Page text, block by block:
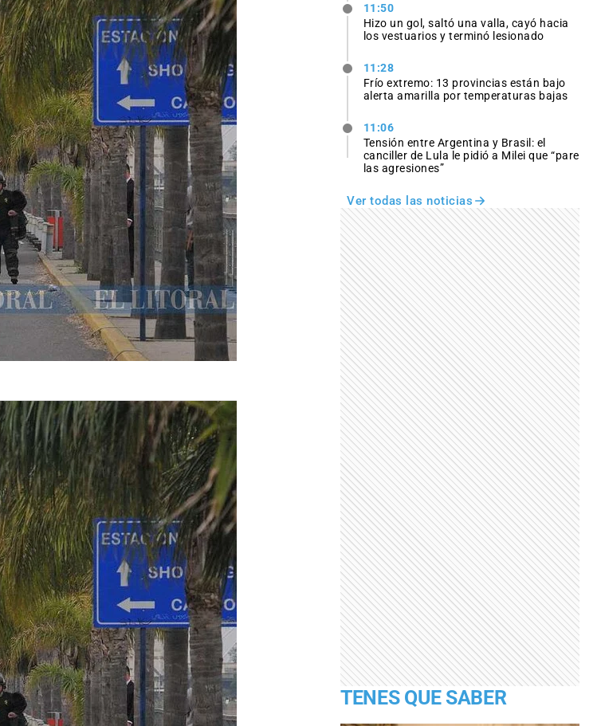
11:50
Hizo un gol, saltó una valla, cayó hacia
los vestuarios y terminó lesionado
11:28
Frío extremo: 13 provincias están bajo
alerta amarilla por temperaturas bajas
11:06
Tensión entre Argentina y Brasil: el
canciller de Lula le pidió a Milei que “pare
las agresiones”
Ver todas las noticias
TENES QUE SABER